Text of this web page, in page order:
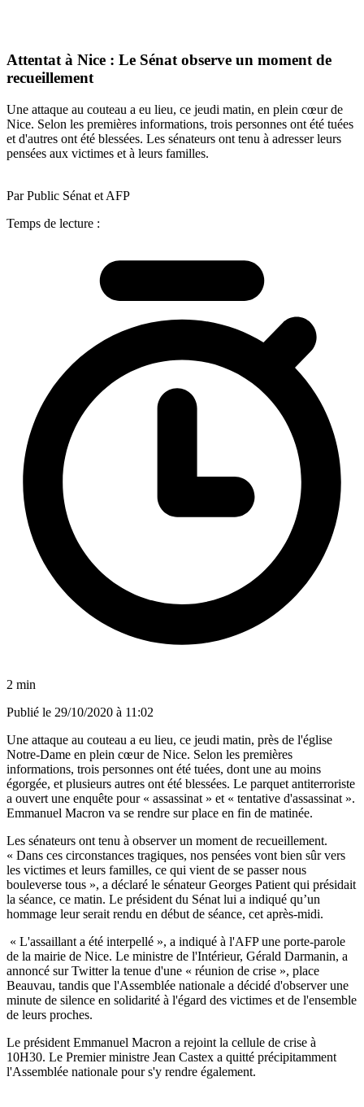
Attentat à Nice : Le Sénat observe un moment de
recueillement
Une attaque au couteau a eu lieu, ce jeudi matin, en plein cœur de
Nice. Selon les premières informations, trois personnes ont été tuées
et d'autres ont été blessées. Les sénateurs ont tenu à adresser leurs
pensées aux victimes et à leurs familles.
Par Public Sénat et AFP
Temps de lecture :
2 min
Publié le 29/10/2020 à 11:02
Une attaque au couteau a eu lieu, ce jeudi matin, près de l'église
Notre-Dame en plein cœur de Nice. Selon les premières
informations, trois personnes ont été tuées, dont une au moins
égorgée, et plusieurs autres ont été blessées. Le parquet antiterroriste
a ouvert une enquête pour « assassinat » et « tentative d'assassinat ».
Emmanuel Macron va se rendre sur place en fin de matinée.
Les sénateurs ont tenu à observer un moment de recueillement.
« Dans ces circonstances tragiques, nos pensées vont bien sûr vers
les victimes et leurs familles, ce qui vient de se passer nous
bouleverse tous », a déclaré le sénateur Georges Patient qui présidait
la séance, ce matin. Le président du Sénat lui a indiqué qu’un
hommage leur serait rendu en début de séance, cet après-midi.
« L'assaillant a été interpellé », a indiqué à l'AFP une porte-parole
de la mairie de Nice. Le ministre de l'Intérieur, Gérald Darmanin, a
annoncé sur Twitter la tenue d'une « réunion de crise », place
Beauvau, tandis que l'Assemblée nationale a décidé d'observer une
minute de silence en solidarité à l'égard des victimes et de l'ensemble
de leurs proches.
Le président Emmanuel Macron a rejoint la cellule de crise à
10H30. Le Premier ministre Jean Castex a quitté précipitamment
l'Assemblée nationale pour s'y rendre également.